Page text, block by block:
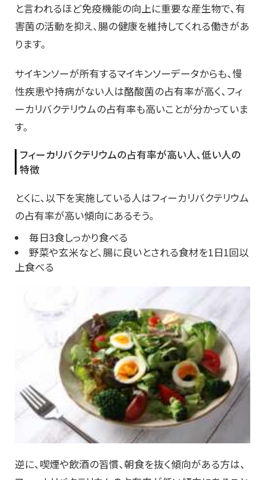
と言われるほど免疫機能の向上に重要な産生物で、有
害菌の活動を抑え、腸の健康を維持してくれる働きがあ
ります。
サイキンソーが所有するマイキンソーデータからも、慢
性疾患や持病がない人は酪酸菌の占有率が高く、フィ
ーカリバクテリウムの占有率も高いことが分かっていま
す。
フィーカリバクテリウムの占有率が高い人、低い人の
特徴
とくに、以下を実施している人はフィーカリバクテリウム
の占有率が高い傾向にあるそう。
毎日3食しっかり食べる
野菜や玄米など、腸に良いとされる食材を1日1回以
上食べる
逆に、喫煙や飲酒の習慣、朝食を抜く傾向がある方は、